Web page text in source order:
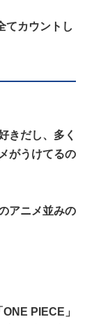
てカウントし
きだし、多く
がうけてるの
アニメ並みの
PIECE」